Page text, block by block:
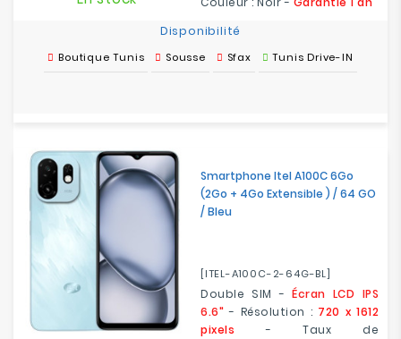
Disponibilité
Boutique Tunis Sousse Sfax Tunis Drive-IN
Smartphone Itel A100C 6Go
(2Go + 4Go Extensible ) / 64 GO
/ Bleu
[ITEL-A100C-2-64G-BL]
Double SIM -Écran LCD IPS
6.6" - Résolution : 720 x 1612
pixels - Taux de